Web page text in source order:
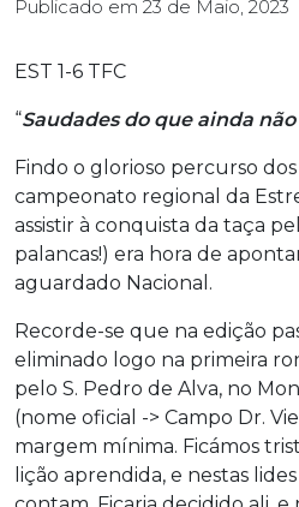
Publicado em 23 de Maio, 2023
EST 1-6 TFC
“Saudades do que ainda
Findo o glorioso percurso dos
campeonato regional da
assistir à conquista da taça
palancas!) era hora de
aguardado Nacional.
Recorde-se que na edição
eliminado logo na primeira
pelo S. Pedro de Alva, no
(nome oficial -> Campo Dr.
margem mínima. Ficámos
lição aprendida, e nestas